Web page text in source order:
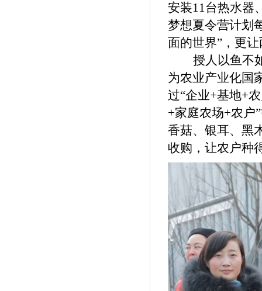
安装11台热水器
梦想夏令营计划
面的世界”，更
授人以鱼不
为农业产业化国
过“企业+基地+
+家庭农场+农户
香菇、银耳、黑
收购，让农户种